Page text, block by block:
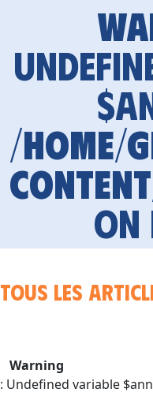
/home/
on
Tous les
Warning
: Undefined variable